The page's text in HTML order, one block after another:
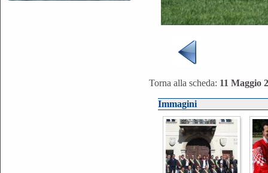
Torna alla scheda: 11 Maggio
Immagini